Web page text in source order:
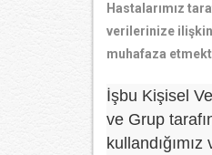
Hastalarımız
verilerinize
muhafaza
İşbu Kişisel
ve Grup